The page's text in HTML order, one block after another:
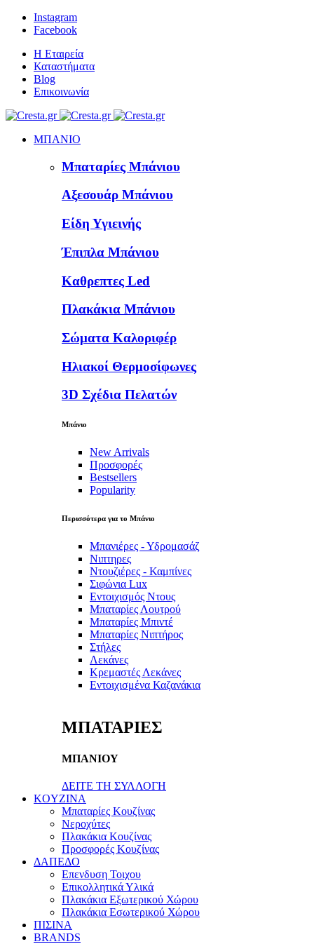
Instagram
Facebook
Η Εταιρεία
Καταστήματα
Blog
Επικοινωνία
ΜΠΑΝΙΟ
Μπαταρίες Μπάνιου
Αξεσουάρ Μπάνιου
Είδη Υγιεινής
Έπιπλα Μπάνιου
Καθρεπτες Led
Πλακάκια Μπάνιου
Σώματα Καλοριφέρ
Ηλιακοί Θερμοσίφωνες
3D Σχέδια Πελατών
Μπάνιο
New Arrivals
Προσφορές
Bestsellers
Popularity
Περισσότερα για το Μπάνιο
Μπανιέρες - Υδρομασάζ
Νιπτηρες
Ντουζιέρες - Καμπίνες
Σιφώνια Lux
Εντοιχισμός Ντους
Μπαταρίες Λουτρού
Μπαταρίες Μπιντέ
Μπαταρίες Νιπτήρος
Στήλες
Λεκάνες
Κρεμαστές Λεκάνες
Εντοιχισμένα Καζανάκια
ΜΠΑΤΑΡΙΕΣ
ΜΠΑΝΙΟΥ
ΔΕΙΤΕ ΤΗ ΣΥΛΛΟΓΗ
KOYZINA
Μπαταρίες Κουζίνας
Νεροχύτες
Πλακάκια Κουζίνας
Προσφορές Κουζίνας
ΔΑΠΕΔΟ
Επενδυση Τοιχου
Επικολλητικά Υλικά
Πλακάκια Εξωτερικού Χώρου
Πλακάκια Εσωτερικού Χώρου
ΠΙΣΙΝΑ
BRANDS